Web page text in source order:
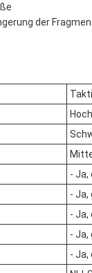
der
- Ja,
- Ja,
- Ja,
- Ja,
- Ja,